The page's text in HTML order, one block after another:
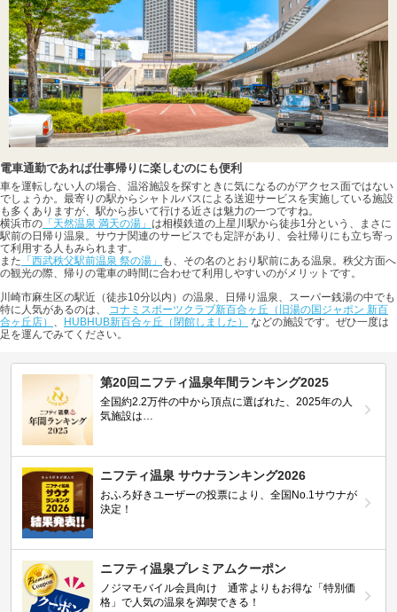
電車通勤であれば仕事帰りに楽しむのにも便利
車を運転しない人の場合、温浴施設を探すときに気になるのがアクセス面ではない
でしょうか。最寄りの駅からシャトルバスによる送迎サービスを実施している施設
も多くありますが、駅から歩いて行ける近さは魅力の一つですね。
横浜市の 「天然温泉 満天の湯」 は相模鉄道の上星川駅から徒歩1分という、まさに
駅前の日帰り温泉。サウナ関連のサービスでも定評があり、会社帰りにも立ち寄っ
て利用する人もみられます。
また 「西武秩父駅前温泉 祭の湯」
も、その名のとおり駅前にある温泉。秩父方面へ
の観光の際、帰りの電車の時間に合わせて利用しやすいのがメリットです。
川崎市麻生区の駅近（徒歩10分以内）の温泉、日帰り温泉、スーパー銭湯の中でも
特に人気があるのは、 コナミスポーツクラブ新百合ヶ丘（旧湯の国ジャポン 新百
合ヶ丘店） 、 HUBHUB新百合ヶ丘（閉館しました）
などの施設です。ぜひ一度は
足を運んでみてください。
第20回ニフティ温泉年間ランキング2025
全国約2.2万件の中から頂点に選ばれた、2025年の人
気施設は…
ニフティ温泉 サウナランキング2026
おふろ好きユーザーの投票により、全国No.1サウナが
決定！
ニフティ温泉プレミアムクーポン
ノジマモバイル会員向け 通常よりもお得な「特別価
格」で人気の温泉を満喫できる！